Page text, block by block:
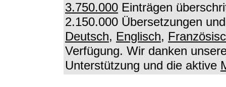
3.750.000 Einträgen
2.150.000 Übersetzungen
Deutsch, Englisch,
Verfügung. Wir danken
Unterstützung und die aktive